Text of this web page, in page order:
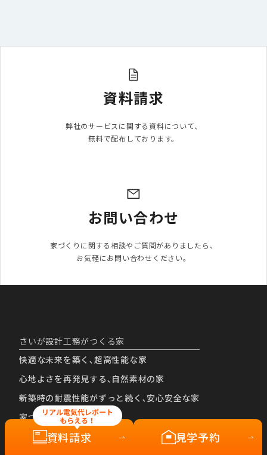
資料請求
弊社のサービスに関する資料について、
無料で配布しております。
お問い合わせ
家づくりに関する相談やご質問がありましたら、
お気軽にお問い合わせください。
さいが設計工務がつくる家
快適な未来を築く､超高性能な家
心地よさを再発見する､自然素材の家
新築時の耐震性能がずっと続く､安心安全な家
家づくりの流れ
完全自由設計
資料請求 見学予約